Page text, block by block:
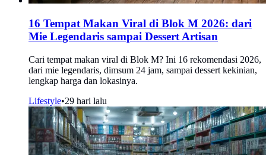
16 Tempat Makan Viral di Blok M 2026: dari
Mie Legendaris sampai Dessert Artisan
Cari tempat makan viral di Blok M? Ini 16 rekomendasi 2026,
dari mie legendaris, dimsum 24 jam, sampai dessert kekinian,
lengkap harga dan lokasinya.
Lifestyle•29 hari lalu